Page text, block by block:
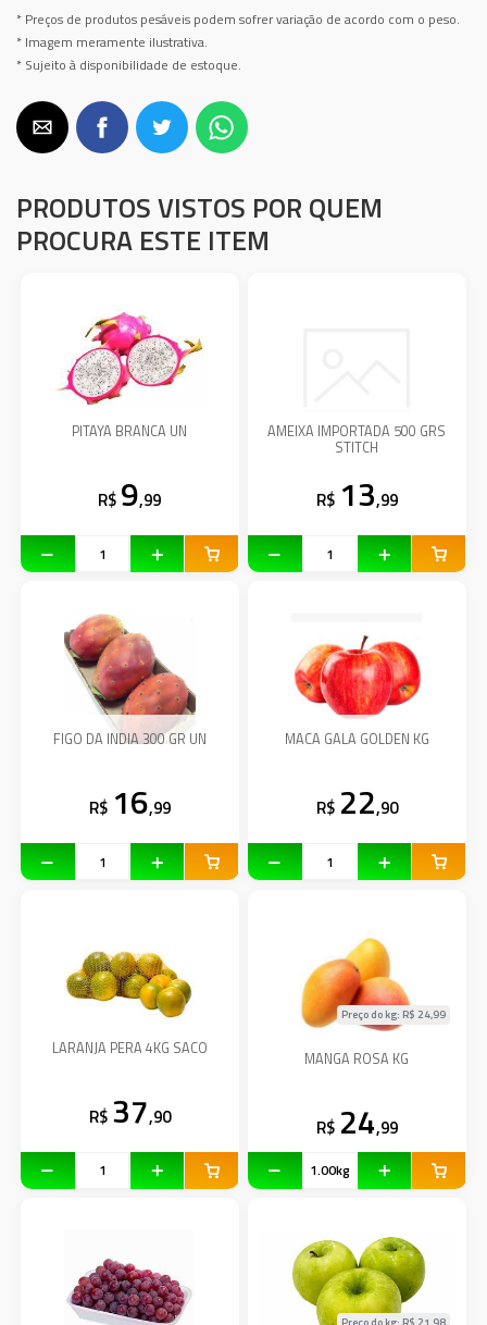
* Preços de produtos pesáveis podem sofrer variação de acordo com o peso.
* Imagem meramente ilustrativa.
* Sujeito à disponibilidade de estoque.
PRODUTOS VISTOS POR QUEM
PROCURA ESTE ITEM
PITAYA BRANCA UN
R$ 9,99
AMEIXA IMPORTADA 500 GRS
STITCH
R$ 13,99
FIGO DA INDIA 300 GR UN
R$ 16,99
MACA GALA GOLDEN KG
R$ 22,90
LARANJA PERA 4KG SACO
R$ 37,90
MANGA ROSA KG
Preço do kg: R$ 24,99
R$ 24,99